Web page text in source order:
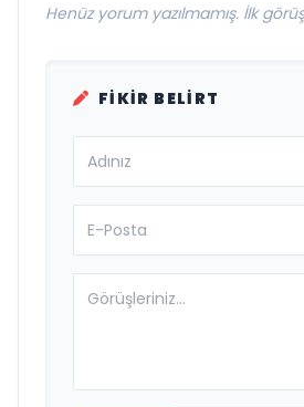
Henüz yorum yazılmamış. İlk
FIKIR BELIRT